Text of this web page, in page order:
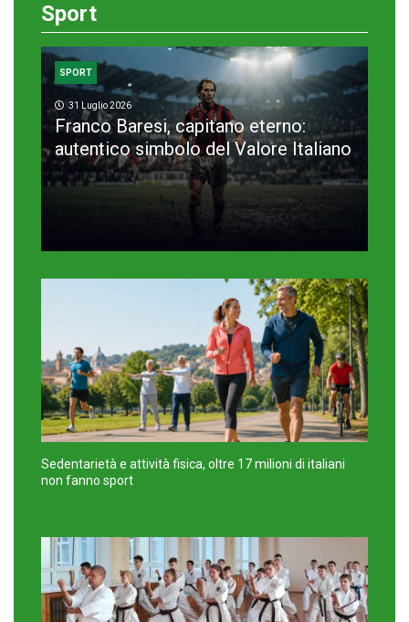
Sport
SPORT
31 Luglio 2026
Franco Baresi, capitano eterno:
autentico simbolo del Valore Italiano
Sedentarietà e attività fisica, oltre 17 milioni di italiani
non fanno sport